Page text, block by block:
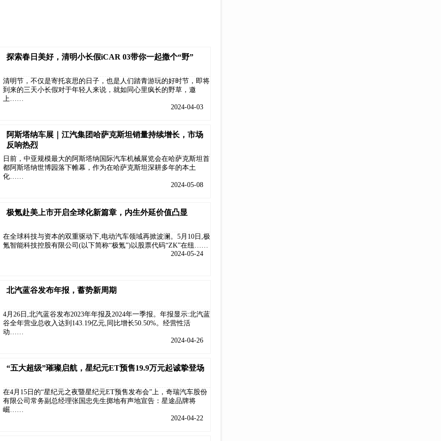
探索春日美好，清明小长假iCAR 03带你一起撒个“野”
清明节，不仅是寄托哀思的日子，也是人们踏青游玩的好时节，即将
到来的三天小长假对于年轻人来说，就如同心里疯长的野草，邀
上……
2024-04-03
阿斯塔纳车展｜江汽集团哈萨克斯坦销量持续增长，市场
反响热烈
日前，中亚规模最大的阿斯塔纳国际汽车机械展览会在哈萨克斯坦首
都阿斯塔纳世博园落下帷幕，作为在哈萨克斯坦深耕多年的本土
化……
2024-05-08
极氪赴美上市开启全球化新篇章，内生外延价值凸显
在全球科技与资本的双重驱动下,电动汽车领域再掀波澜。5月10日,极
氪智能科技控股有限公司(以下简称“极氪”)以股票代码“ZK”在纽……
2024-05-24
北汽蓝谷发布年报，蓄势新周期
4月26日,北汽蓝谷发布2023年年报及2024年一季报。年报显示:北汽蓝
谷全年营业总收入达到143.19亿元,同比增长50.50%。经营性活
动……
2024-04-26
“五大超级”璀璨启航，星纪元ET预售19.9万元起诚挚登场
在4月15日的“星纪元之夜暨星纪元ET预售发布会”上，奇瑞汽车股份
有限公司常务副总经理张国忠先生掷地有声地宣告：星途品牌将
崛……
2024-04-22